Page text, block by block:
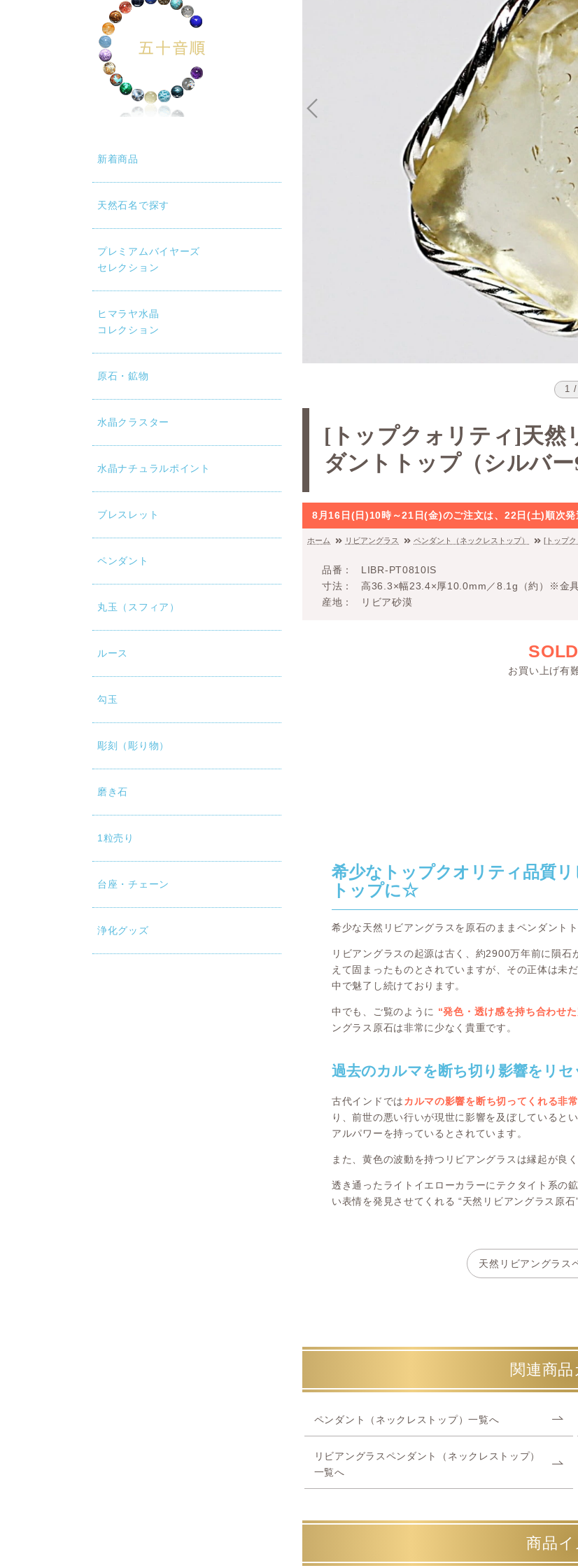
新着商品
天然石名で探す
プレミアムバイヤーズ
セレクション
ヒマラヤ水晶
コレクション
原石・鉱物
水晶クラスター
水晶ナチュラルポイント
ブレスレット
ペンダント
丸玉（スフィア）
ルース
勾玉
彫刻（彫り物）
磨き石
1粒売り
台座・チェーン
浄化グッズ
1
[トップクォリティ]天然
ダントトップ（シルバー
8月16日(日)10時～21日(金)のご注文は、22日(土)順次発
ホーム リビアングラス ペンダント（ネックレストップ） [トップク
品番
LIBR-PT0810IS
寸法
高36.3×幅23.4×厚10.0mm／8.1g（約）※金
産地
リビア砂漠
お買い上げ有
希少なトップクオリティ品質
トップに☆
希少な天然リビアングラスを原石のままペンダント
リビアングラスの起源は古く、約2900万年前に隕
えて固まったものとされていますが、その正体は未
中で魅了し続けております。
中でも、ご覧のように “発色・透け感を持ち合わせ
ングラス原石は非常に少なく貴重です。
過去のカルマを断ち切り影響をリ
古代インドではカルマの影響を断ち切ってくれる非
り、前世の悪い行いが現世に影響を及ぼしていると
アルパワーを持っているとされています。
また、黄色の波動を持つリビアングラスは縁起が良く
透き通ったライトイエローカラーにテクタイト系の
い表情を発見させてくれる “天然リビアングラス原
天然リビアングラス
関連商品
ペンダント（ネックレストップ）一覧へ
リビアングラスペンダント（ネックレストップ）
一覧へ
商品